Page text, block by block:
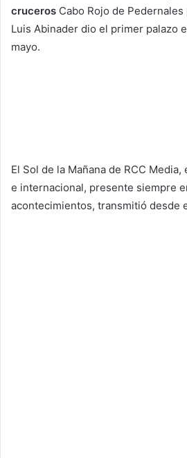
cruceros Cabo Rojo de
Luis Abinader dio el primer palazo
mayo.
El Sol de la Mañana de RCC
e internacional, presente siempre
acontecimientos, transmitió desde